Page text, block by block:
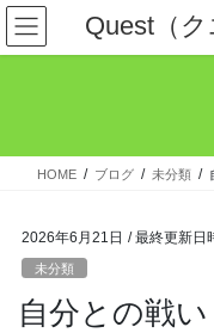
コ
ン
テ
ス
ナ
ビ
ゲ
ン
Quest（
HOME ブログ 未分類
2026年6月21日 / 最終更新日
未分類
自分との戦い